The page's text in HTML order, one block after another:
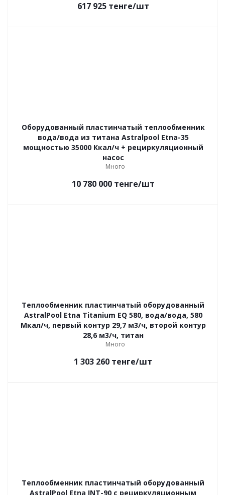
617 925тенге/шт
Оборудованный пластинчатый теплообменник
вода/вода из титана Astralpool Etna-35
мощностью 35000 Ккал/ч + рециркуляционный
насос
Много
10 780 000тенге/шт
Теплообменник пластинчатый оборудованный
AstralPool Etna Titanium EQ 580, вода/вода, 580
Мкал/ч, первый контур 29,7 м3/ч, второй контур
28,6 м3/ч, титан
Много
1 303 260 тенге/шт
Теплообменник пластинчатый оборудованный
AstralPool Etna INT-90 с рециркуляционным